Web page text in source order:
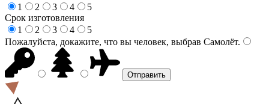
1
2 3 4
5
Срок изготовления
1
2 3 4
5
Пожалуйста, докажите, что вы человек, выбрав Самолёт.